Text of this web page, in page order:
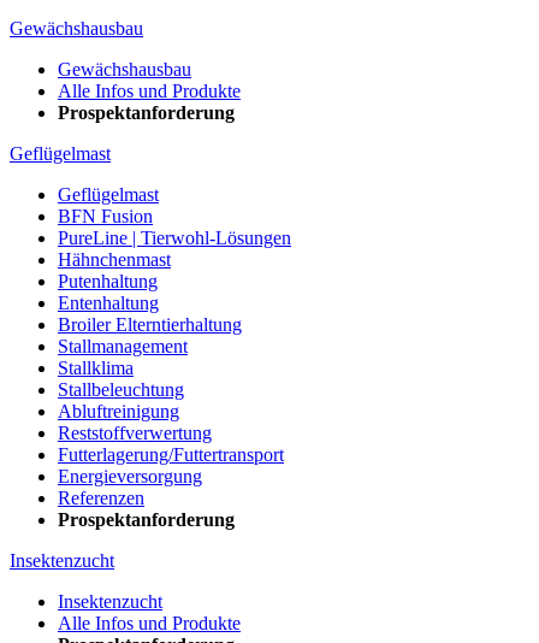
Gewächshausbau
Gewächshausbau
Alle Infos und Produkte
Prospektanforderung
Geflügelmast
Geflügelmast
BFN Fusion
PureLine | Tierwohl-Lösungen
Hähnchenmast
Putenhaltung
Entenhaltung
Broiler Elterntierhaltung
Stallmanagement
Stallklima
Stallbeleuchtung
Abluftreinigung
Reststoffverwertung
Futterlagerung/Futtertransport
Energieversorgung
Referenzen
Prospektanforderung
Insektenzucht
Insektenzucht
Alle Infos und Produkte